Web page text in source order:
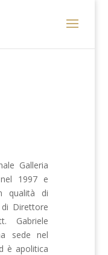
Galleria
nel 1997 e
qualità di
Direttore
Gabriele
sede nel
è apolitica